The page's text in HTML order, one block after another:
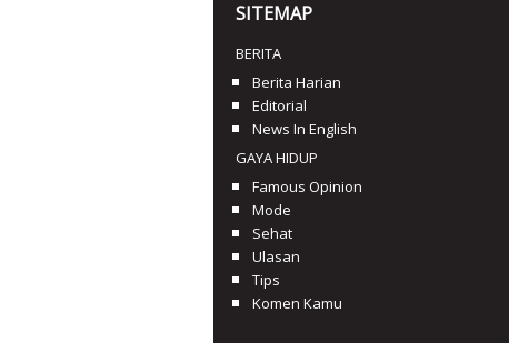
SITEMAP
BERITA
Berita Harian
Editorial
News In English
GAYA HIDUP
Famous Opinion
Mode
Sehat
Ulasan
Tips
Komen Kamu